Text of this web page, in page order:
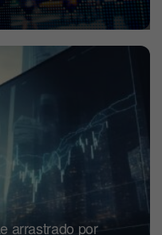
arrastrado por